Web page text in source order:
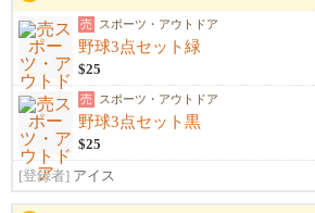
売 スポーツ・アウトドア
野球3点セット緑
$25
売 スポーツ・アウトドア
野球3点セット黒
$25
[登録者] アイス